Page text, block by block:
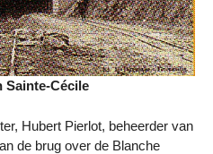
Sainte-Cécile
Hubert Pierlot, beheerder van
de brug over de Blanche